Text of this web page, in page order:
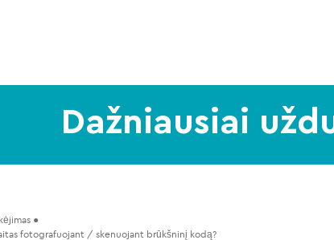
Dažniausiai
●
fotografuojant / skenuojant brūkšninį kodą?